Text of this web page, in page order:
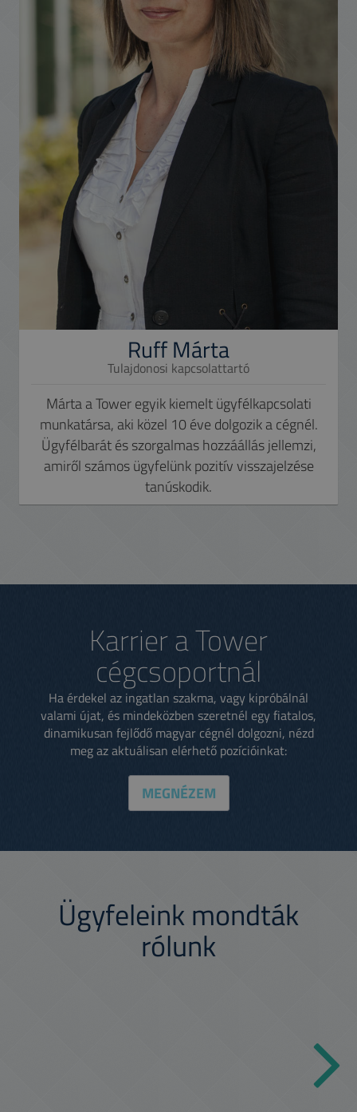
Ruff Márta
Tulajdonosi kapcsolattartó
Márta a Tower egyik kiemelt ügyfélkapcsolati
munkatársa, aki közel 10 éve dolgozik a cégnél.
Ügyfélbarát és szorgalmas hozzáállás jellemzi,
amiről számos ügyfelünk pozitív visszajelzése
tanúskodik.
Karrier a Tower
cégcsoportnál
Ha érdekel az ingatlan szakma, vagy kipróbálnál
valami újat, és mindeközben szeretnél egy fiatalos,
dinamikusan fejlődő magyar cégnél dolgozni, nézd
meg az aktuálisan elérhető pozícióinkat:
MEGNÉZEM
Ügyfeleink mondták
rólunk